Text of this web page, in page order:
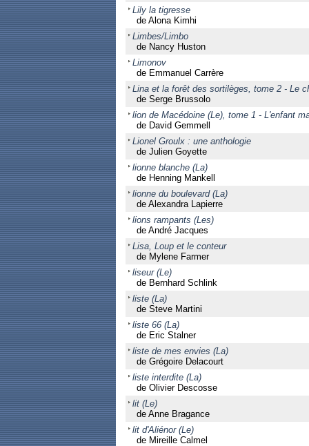
Lily la tigresse
de Alona Kimhi
Limbes/Limbo
de Nancy Huston
Limonov
de Emmanuel Carrère
Lina et la forêt des sortilèges, tome 2 - Le
de Serge Brussolo
lion de Macédoine (Le), tome 1 - L'enfant
de David Gemmell
Lionel Groulx : une anthologie
de Julien Goyette
lionne blanche (La)
de Henning Mankell
lionne du boulevard (La)
de Alexandra Lapierre
lions rampants (Les)
de André Jacques
Lisa, Loup et le conteur
de Mylene Farmer
liseur (Le)
de Bernhard Schlink
liste (La)
de Steve Martini
liste 66 (La)
de Eric Stalner
liste de mes envies (La)
de Grégoire Delacourt
liste interdite (La)
de Olivier Descosse
lit (Le)
de Anne Bragance
lit d'Aliénor (Le)
de Mireille Calmel